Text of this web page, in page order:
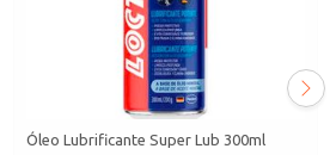
Óleo Lubrificante Super Lub 300ml